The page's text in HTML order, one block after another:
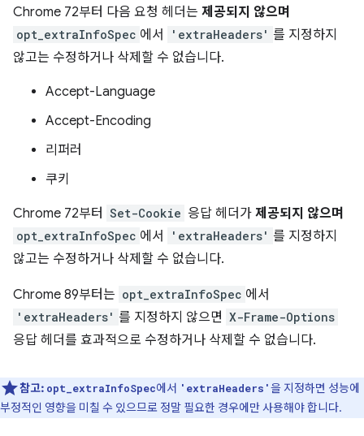
Chrome 72부터 다음 요청 헤더는 제공되지 않으며
opt_extraInfoSpec 에서 'extraHeaders' 를 지정하지
않고는 수정하거나 삭제할 수 없습니다.
Accept-Language
Accept-Encoding
리퍼러
쿠키
Chrome 72부터 Set-Cookie 응답 헤더가 제공되지 않으며
opt_extraInfoSpec 에서 'extraHeaders' 를 지정하지
않고는 수정하거나 삭제할 수 없습니다.
Chrome 89부터는 opt_extraInfoSpec 에서
'extraHeaders' 를 지정하지 않으면 X-Frame-Options
응답 헤더를 효과적으로 수정하거나 삭제할 수 없습니다.
참고: opt_extraInfoSpec에서 'extraHeaders'을 지정하면 성능에
부정적인 영향을 미칠 수 있으므로 정말 필요한 경우에만 사용해야 합니다.